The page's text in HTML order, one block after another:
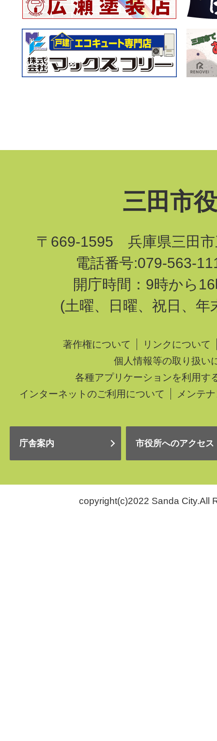
三田市
〒669-1595 兵庫県三田市
電話番号:079-563-
開庁時間：9時から
(土曜、日曜、祝日、年
著作権について
リンクについて
個人情報等の取り扱い
各種アプリケーションを利用す
インターネットのご利用について
メンテ
庁舎案内 市役所へのアクセス
copyright(c)2022 Sanda City.All